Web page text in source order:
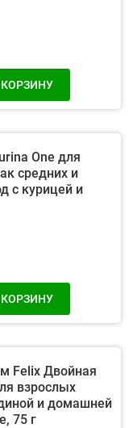
КОРЗИНУ
One для
средних и
с курицей и
КОРЗИНУ
Felix Двойная
взрослых
и домашней
75 г